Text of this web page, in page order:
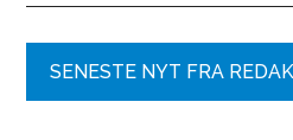
SENESTE NYT FRA